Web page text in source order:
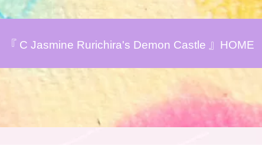
おすすめ商品＆レビュー
★スペシャルアロマハーブ４択クイズ
お問い合わせ
『 C Jasmine Rurichira's Demon Castle 』HOME